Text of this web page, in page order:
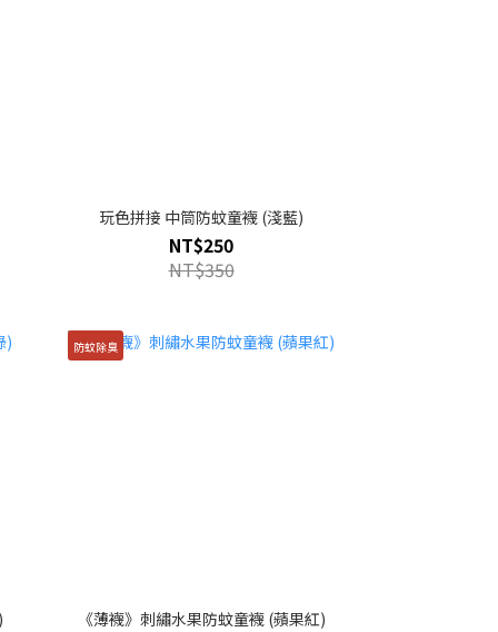
玩色拼接 中筒防蚊童襪 (淺藍)
NT$250
NT$350
防蚊除臭
《薄襪》刺繡水果防蚊童襪 (蘋果紅)